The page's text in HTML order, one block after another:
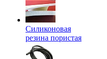
Силиконовая
резина пористая